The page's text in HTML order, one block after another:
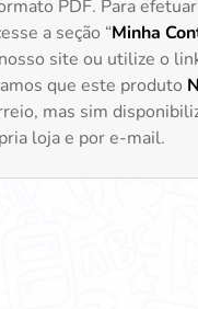
PDF. Para
a seção “Minha
site ou utilize o
que este produto
mas sim
loja e por e-mail.